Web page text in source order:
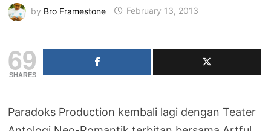
by Bro Framestone February 13, 2013
69
SHARES
Paradoks Production kembali lagi dengan Teater